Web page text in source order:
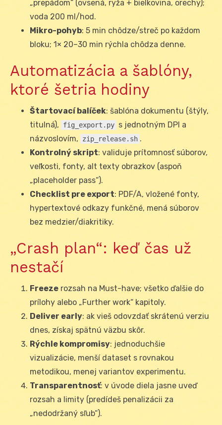
„prepádom“ (ovsená, ryža + bielkovina, orechy);
voda 200 ml/hod.
Mikro-pohyb: 5 min chôdze/streč po každom
bloku; 1× 20–30 min rýchla chôdza denne.
Automatizácia a šablóny,
ktoré šetria hodiny
Štartovací balíček: šablóna dokumentu (štýly,
titulná),
fig_export.py s jednotným DPI a
názvoslovím,
zip_release.sh .
Kontrolný skript: validuje prítomnosť súborov,
veľkosti, fonty, alt texty obrazkov (aspoň
„placeholder pass“).
Checklist pre export: PDF/A, vložené fonty,
hypertextové odkazy funkčné, mená súborov
bez medzier/diakritiky.
„Crash plan“: keď čas už
nestačí
Freeze rozsah na Must-have; všetko ďalšie do
prílohy alebo „Further work“ kapitoly.
Deliver early: ak vieš odovzdať skrátenú verziu
dnes, získaj spätnú väzbu skôr.
Rýchle kompromisy: jednoduchšie
vizualizácie, menší dataset s rovnakou
metodikou, menej variantov experimentu.
Transparentnosť: v úvode diela jasne uveď
rozsah a limity (predídeš penalizácii za
„nedodržaný sľub“).